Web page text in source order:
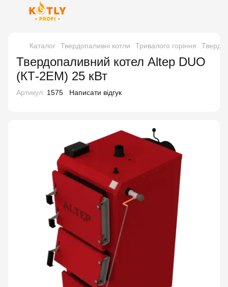
Каталог Твердопаливні котли Тривалого горіння
Твердопаливний котел Altep DUO
(КТ-2ЕM) 25 кВт
Артикул: 1575 Написати відгук